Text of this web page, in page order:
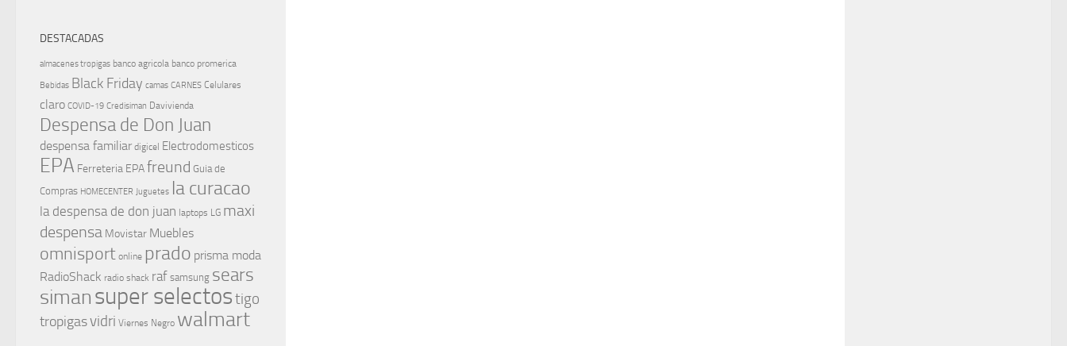
DESTACADAS
almacenes tropigas banco agricola banco promerica
Bebidas Black Friday camas CARNES Celulares
claro COVID-19 Credisiman Davivienda
Despensa de Don Juan
despensa familiar digicel Electrodomesticos
EPA Ferreteria EPAfreund Guia de
Compras HOMECENTER Juguetes la curacao
la despensa de don juan laptops LG maxi
despensa Movistar Muebles
omnisport online prado prisma moda
RadioShack radio shack raf samsung sears
simansuper selectostigo
tropigasvidri Viernes Negro walmart